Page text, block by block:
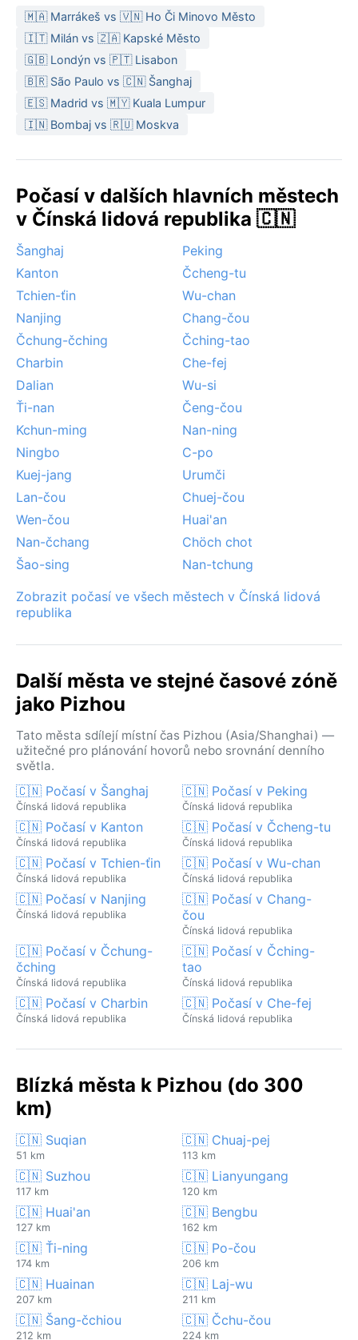
🇲🇦 Marrákeš vs 🇻🇳 Ho Či Minovo Město
🇮🇹 Milán vs 🇿🇦 Kapské Město
🇬🇧 Londýn vs 🇵🇹 Lisabon
🇧🇷 São Paulo vs 🇨🇳 Šanghaj
🇪🇸 Madrid vs 🇲🇾 Kuala Lumpur
🇮🇳 Bombaj vs 🇷🇺 Moskva
Počasí v dalších hlavních městech
v Čínská lidová republika 🇨🇳
Šanghaj
Peking
Kanton
Čcheng-tu
Tchien-ťin
Wu-chan
Nanjing
Chang-čou
Čchung-čching
Čching-tao
Charbin
Che-fej
Dalian
Wu-si
Ťi-nan
Čeng-čou
Kchun-ming
Nan-ning
Ningbo
C-po
Kuej-jang
Urumči
Lan-čou
Chuej-čou
Wen-čou
Huai'an
Nan-čchang
Chöch chot
Šao-sing
Nan-tchung
Zobrazit počasí ve všech městech v Čínská lidová
republika
Další města ve stejné časové zóně
jako Pizhou
Tato města sdílejí místní čas Pizhou (Asia/Shanghai) —
užitečné pro plánování hovorů nebo srovnání denního
světla.
🇨🇳 Počasí v Šanghaj
Čínská lidová republika
🇨🇳 Počasí v Peking
Čínská lidová republika
🇨🇳 Počasí v Kanton
Čínská lidová republika
🇨🇳 Počasí v Čcheng-tu
Čínská lidová republika
🇨🇳 Počasí v Tchien-ťin
Čínská lidová republika
🇨🇳 Počasí v Wu-chan
Čínská lidová republika
🇨🇳 Počasí v Nanjing
Čínská lidová republika
🇨🇳 Počasí v Chang-
čou
Čínská lidová republika
🇨🇳 Počasí v Čchung-
čching
Čínská lidová republika
🇨🇳 Počasí v Čching-
tao
Čínská lidová republika
🇨🇳 Počasí v Charbin
Čínská lidová republika
🇨🇳 Počasí v Che-fej
Čínská lidová republika
Blízká města k Pizhou (do 300
km)
🇨🇳 Suqian
51 km
🇨🇳 Chuaj-pej
113 km
🇨🇳 Suzhou
117 km
🇨🇳 Lianyungang
120 km
🇨🇳 Huai'an
127 km
🇨🇳 Bengbu
162 km
🇨🇳 Ťi-ning
174 km
🇨🇳 Po-čou
206 km
🇨🇳 Huainan
207 km
🇨🇳 Laj-wu
211 km
🇨🇳 Šang-čchiou
212 km
🇨🇳 Čchu-čou
224 km